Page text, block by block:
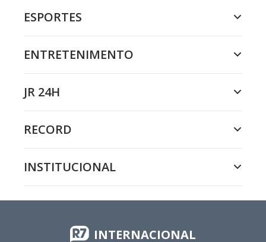
ESPORTES
ENTRETENIMENTO
JR 24H
RECORD
INSTITUCIONAL
INTERNACIONAL